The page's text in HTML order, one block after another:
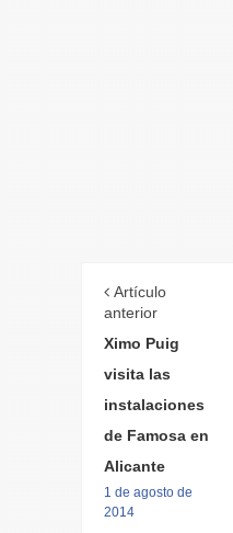
Artículo
anterior
Ximo Puig
visita las
instalaciones
de Famosa en
Alicante
1 de agosto de
2014